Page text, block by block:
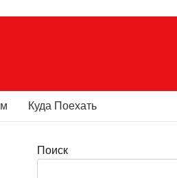
Куда Поехать
Поиск